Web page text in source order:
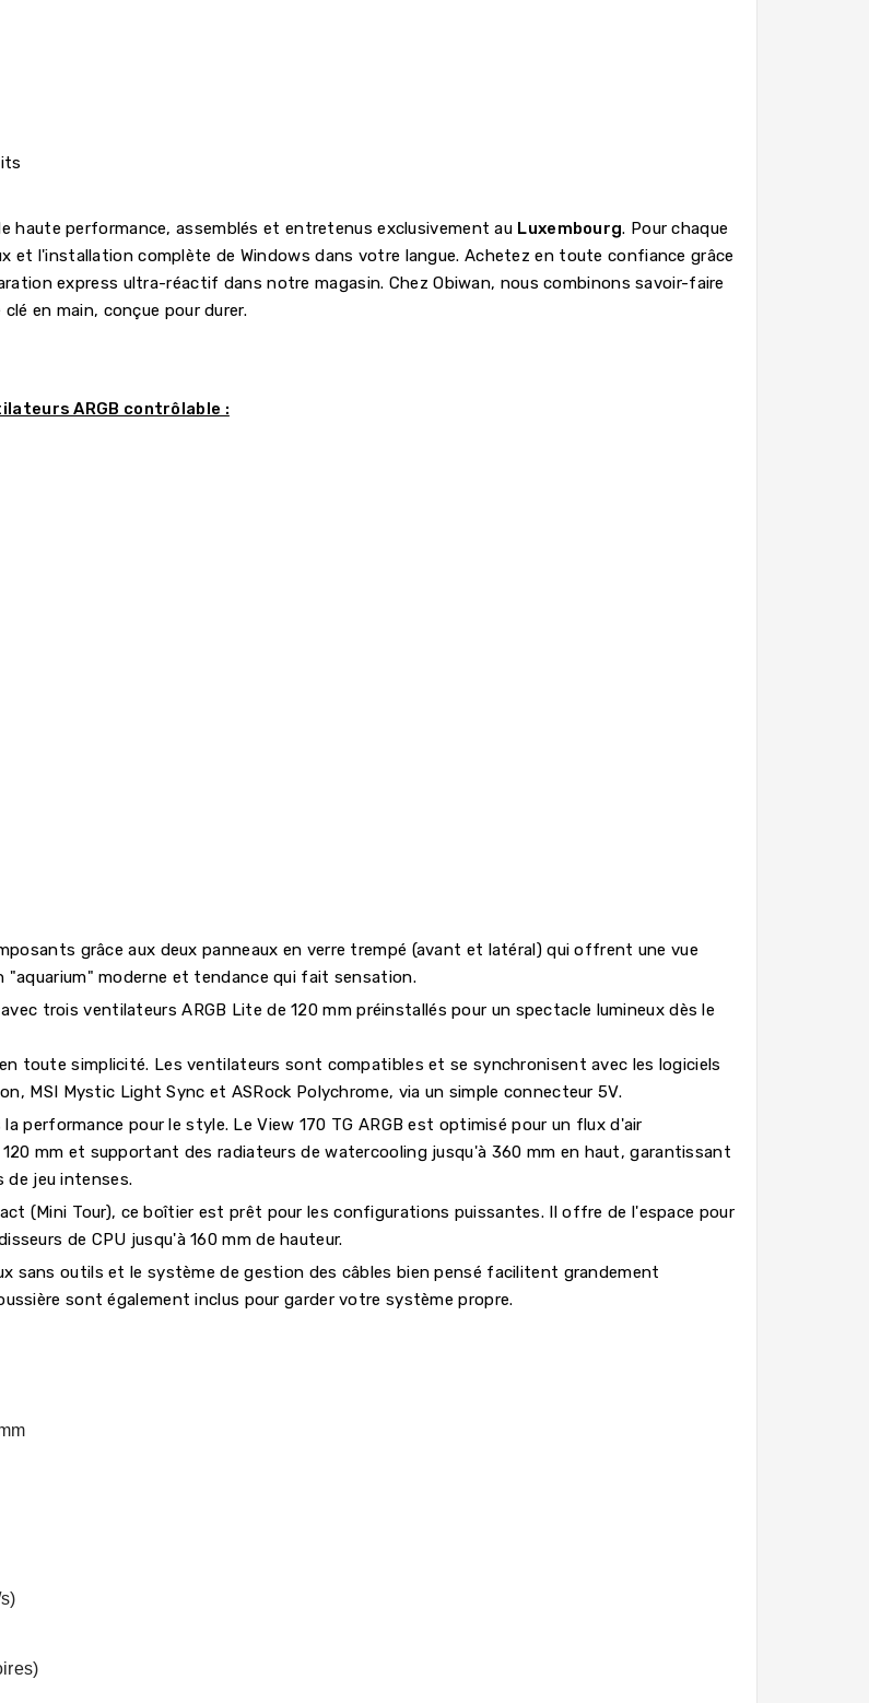
haute performance, assemblés et entretenus exclusivement au Luxembourg. Pour chaque
et l'installation complète de Windows dans votre langue. Achetez en toute confiance grâce
express ultra-réactif dans notre magasin. Chez Obiwan, nous combinons savoir-faire
en main, conçue pour durer.
ARGB contrôlable :
grâce aux deux panneaux en verre trempé (avant et latéral) qui offrent une vue
moderne et tendance qui fait sensation.
trois ventilateurs ARGB Lite de 120 mm préinstallés pour un spectacle lumineux dès le
toute simplicité. Les ventilateurs sont compatibles et se synchronisent avec les logiciels
MSI Mystic Light Sync et ASRock Polychrome, via un simple connecteur 5V.
la performance pour le style. Le View 170 TG ARGB est optimisé pour un flux d'air
mm et supportant des radiateurs de watercooling jusqu'à 360 mm en haut, garantissant
de jeu intenses.
(Mini Tour), ce boîtier est prêt pour les configurations puissantes. Il offre de l'espace pour
de CPU jusqu'à 160 mm de hauteur.
sans outils et le système de gestion des câbles bien pensé facilitent grandement
sont également inclus pour garder votre système propre.